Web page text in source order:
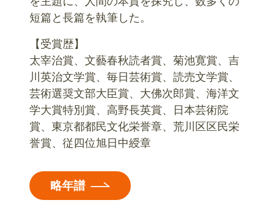
短篇と長篇を執筆した。
【受賞歴】
太宰治賞、文藝春秋読者賞、菊池寛賞、吉
川英治文学賞、毎日芸術賞、読売文学賞、
芸術選奨文部大臣賞、大佛次郎賞、海洋文
学大賞特別賞、高野長英賞、日本芸術院
賞、東京都都民文化栄誉章、荒川区区民栄
誉賞、従四位旭日中綬章
略年譜